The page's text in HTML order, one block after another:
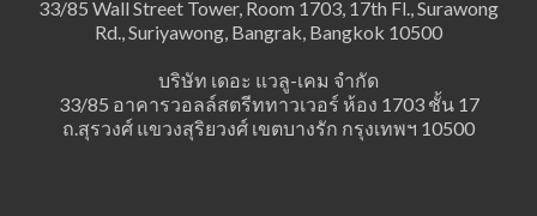
33/85 Wall Street Tower, Room 1703, 17th Fl., Surawong
Rd., Suriyawong, Bangrak, Bangkok 10500
บริษัท เดอะ แวลู-เคม จำกัด
33/85 อาคารวอลล์สตรีททาวเวอร์ ห้อง 1703 ชั้น 17
ถ.สุรวงศ์ แขวงสุริยวงศ์ เขตบางรัก กรุงเทพฯ 10500